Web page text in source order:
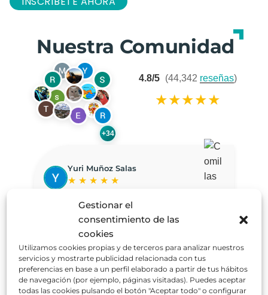
Gestionar el
consentimiento de las
cookies
Utilizamos cookies propias y de terceros para analizar nuestros
servicios y mostrarte publicidad relacionada con tus
preferencias en base a un perfil elaborado a partir de tus hábitos
de navegación (por ejemplo, páginas visitadas). Puedes aceptar
todas las cookies pulsando el botón "Aceptar todo" o configurar
Nuestra Comunidad
+34
4.8/5 (44,342 reseñas)
★★★★★
Yuri Muñoz Salas
★ ★ ★ ★ ★
pareció muy interesante y aprendí muchas cosas que no
conocía sobre las actividades acuáticas para bebés, su
cómo hacer que el agua sea una experiencia segura y
positiva.
Los contenidos fueron fáciles de entender y me ayudaron a
ampliar mis conocimientos. Sin duda, es una formación que
recomendaría a cualquier persona que quiera trabajar o
Ver en Google